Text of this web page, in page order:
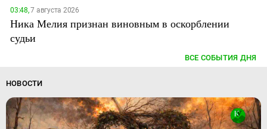
03:48,7 августа 2026
Ника Мелия признан виновным в оскорблении
судьи
ВСЕ СОБЫТИЯ ДНЯ
НОВОСТИ